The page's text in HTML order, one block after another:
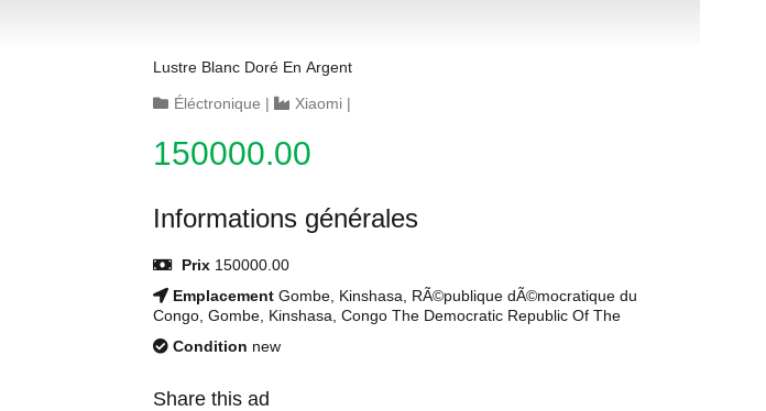
Lustre Blanc Doré En Argent
Éléctronique | Xiaomi |
150000.00
Informations générales
Prix 150000.00
Emplacement Gombe, Kinshasa, RÃ©publique dÃ©mocratique du
Congo, Gombe, Kinshasa, Congo The Democratic Republic Of The
Condition new
Share this ad